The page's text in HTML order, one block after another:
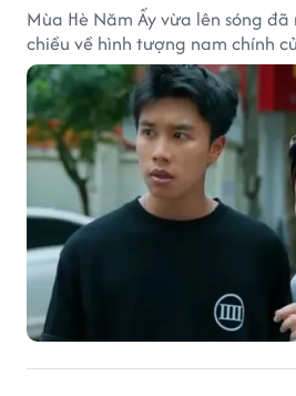
Mùa Hè Năm Ấy vừa lên sóng
chiều về hình tượng nam chính